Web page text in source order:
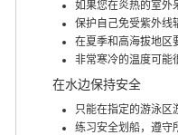
如果您在炎热的室外
保护自己免受紫外线
在夏季和高海拔地区
非常寒冷的温度可能
在水边保持安全
只能在指定的游泳区
练习安全划船，遵守